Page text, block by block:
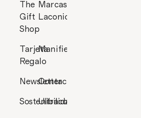
The
Gift
Shop
Marcas
Laconicum
Tarjeta
Regalo
Manifiesto
Newsletter
Contacto
Sostenibilidad
Ultracosmética